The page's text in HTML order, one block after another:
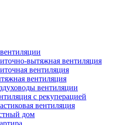
вытяжная вентиляция
вентиляция
вентиляция
вентиляции
с рекуперацией
вентиляция
дом